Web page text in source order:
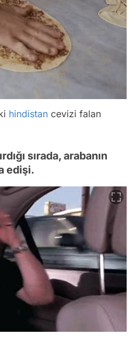
hindistan cevizi falan
sırada, arabanın
edişi.